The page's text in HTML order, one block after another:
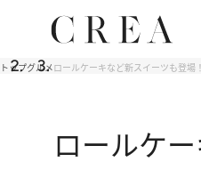
トップグルメロールケーキなど新スイーツも登場
ロールケ